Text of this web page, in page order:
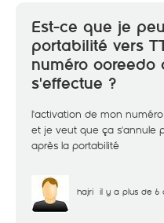
Est-ce que je
portabilité vers
numéro ooreedo
s'effectue ?
l'activation de mon
et je veut que ça s'annule
après la portabilité
hajri il y a plus de 6